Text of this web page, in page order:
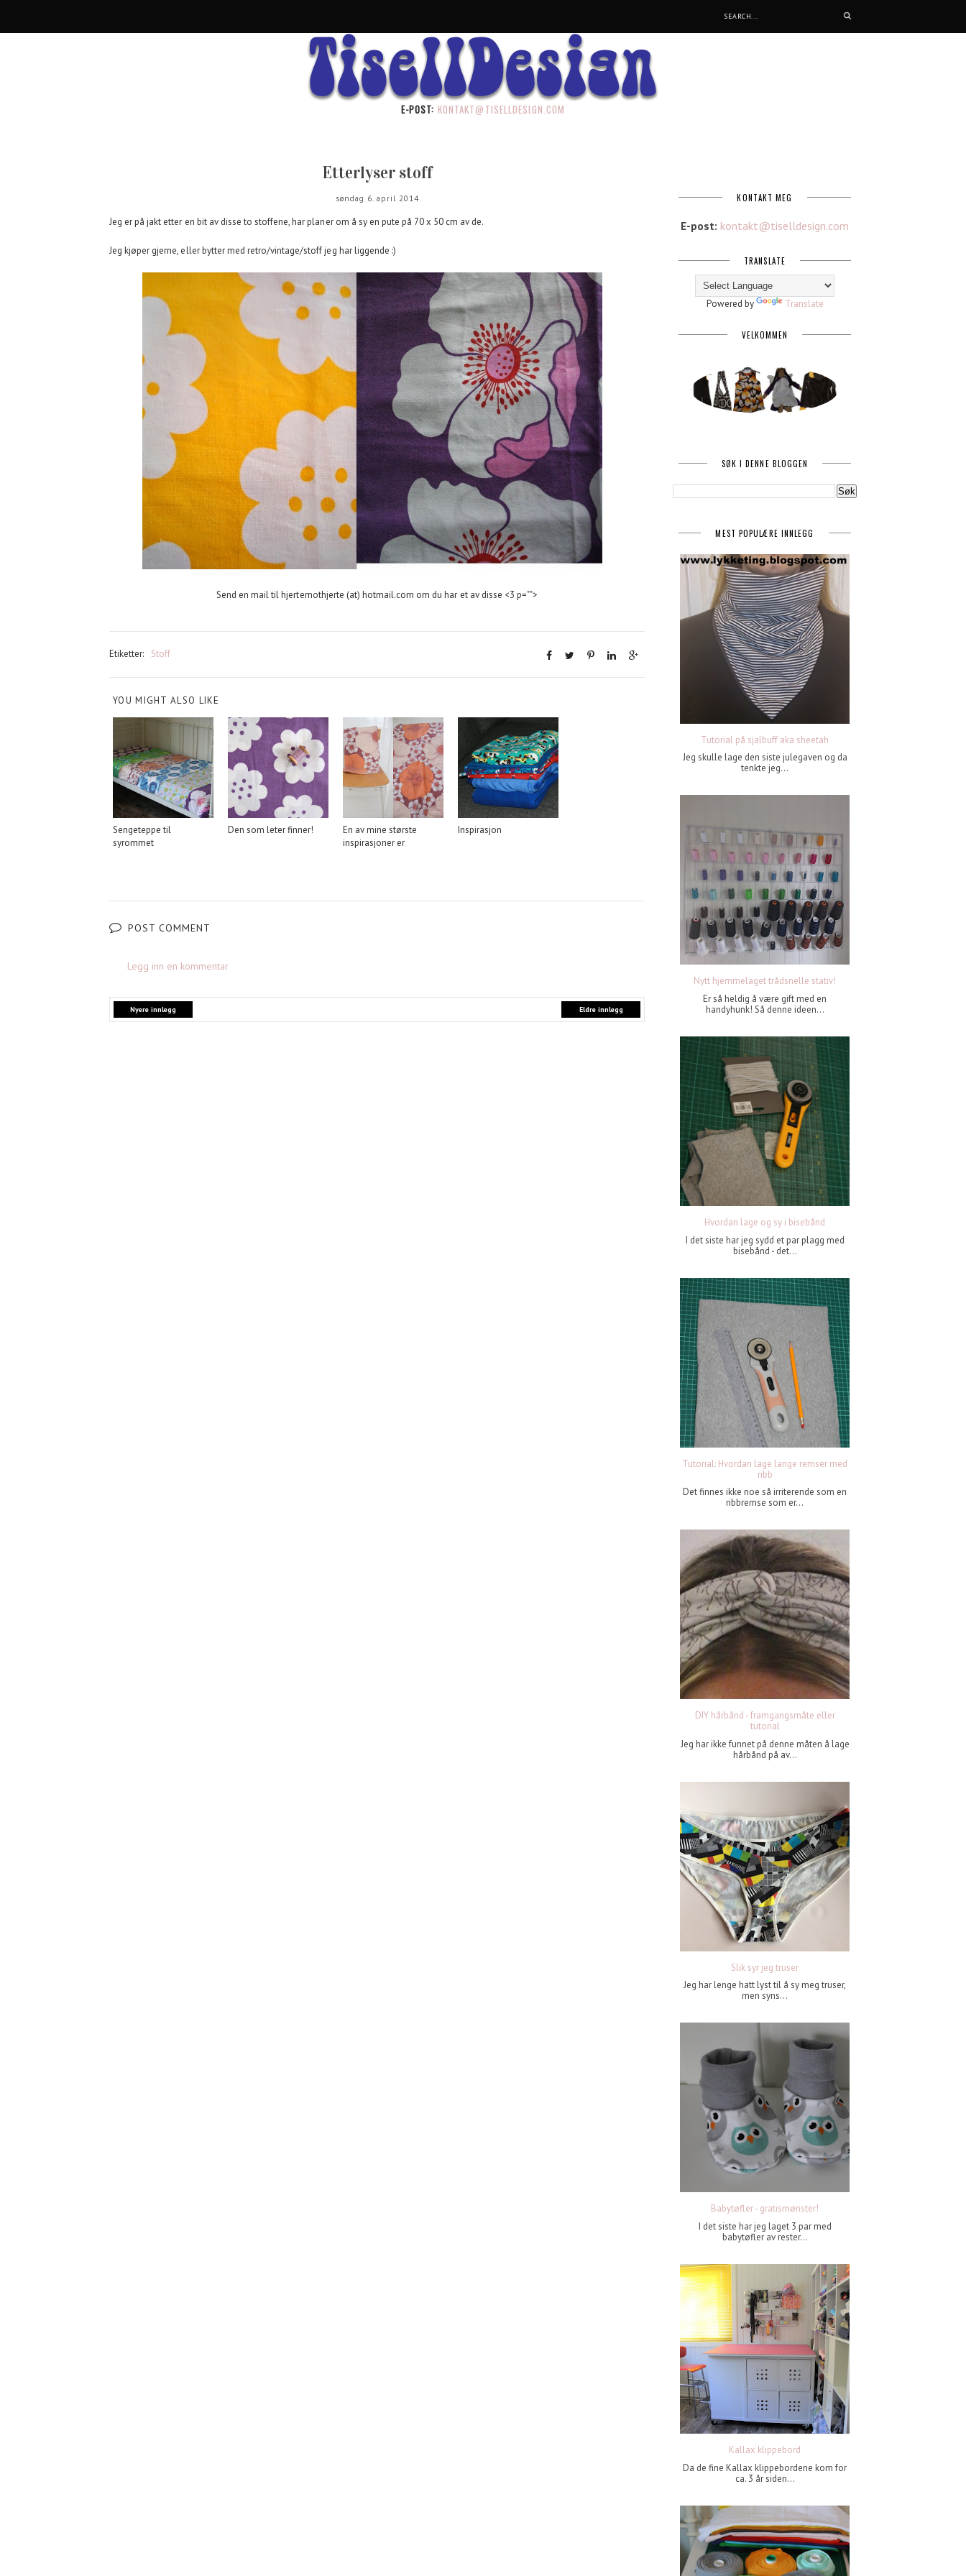
E-POST: KONTAKT@TISELLDESIGN.COM
Etterlyser stoff
søndag 6. april 2014
Jeg er på jakt etter en bit av disse to stoffene, har planer om å sy en pute på 70 x 50 cm av de.
Jeg kjøper gjerne, eller bytter med retro/vintage/stoff jeg har liggende :)
Send en mail til hjertemothjerte (at) hotmail.com om du har et av disse <3 p="">
Etiketter: Stoff
YOU MIGHT ALSO LIKE
Sengeteppe til
syrommet
Den som leter finner!
En av mine største
inspirasjoner er
Inspirasjon
POST COMMENT
Legg inn en kommentar
Nyere innlegg Eldre innlegg
KONTAKT MEG
E-post: kontakt@tiselldesign.com
TRANSLATE
Powered by Translate
VELKOMMEN
SØK I DENNE BLOGGEN
MEST POPULÆRE INNLEGG
Tutorial på sjalbuff aka sheetah
Jeg skulle lage den siste julegaven og da
tenkte jeg...
Nytt hjemmelaget trådsnelle stativ!
Er så heldig å være gift med en
handyhunk! Så denne ideen...
Hvordan lage og sy i bisebånd
I det siste har jeg sydd et par plagg med
bisebånd - det...
Tutorial: Hvordan lage lange remser med
ribb
Det finnes ikke noe så irriterende som en
ribbremse som er...
DIY hårbånd - framgangsmåte eller
tutorial
Jeg har ikke funnet på denne måten å lage
hårbånd på av...
Slik syr jeg truser
Jeg har lenge hatt lyst til å sy meg truser,
men syns...
Babytøfler - gratismønster!
I det siste har jeg laget 3 par med
babytøfler av rester...
Kallax klippebord
Da de fine Kallax klippebordene kom for
ca. 3 år siden...